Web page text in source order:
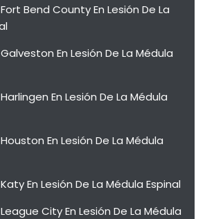
Bend County En Lesión De La
En Lesión De La Médula
En Lesión De La Médula
En Lesión De La Médula
En Lesión De La Médula Espinal
City En Lesión De La Médula